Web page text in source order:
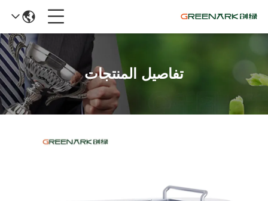
تفاصيل المنتجات